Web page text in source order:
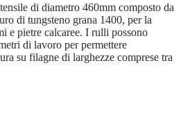
di diametro 460mm composto da
di tungsteno grana 1400, per la
e pietre calcaree. I rulli possono
di lavoro per permettere
su filagne di larghezze comprese tra